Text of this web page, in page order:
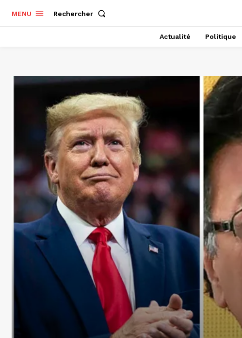
MENU Rechercher
Actualité Politique